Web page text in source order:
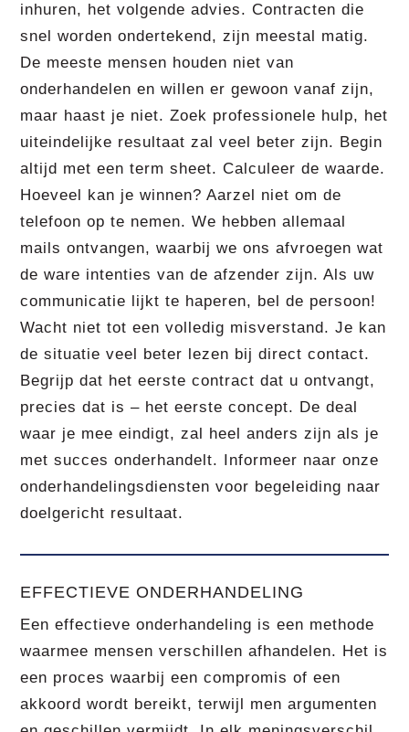
inhuren, het volgende advies. Contracten die
snel worden ondertekend, zijn meestal matig.
De meeste mensen houden niet van
onderhandelen en willen er gewoon vanaf zijn,
maar haast je niet. Zoek professionele hulp, het
uiteindelijke resultaat zal veel beter zijn. Begin
altijd met een term sheet. Calculeer de waarde.
Hoeveel kan je winnen? Aarzel niet om de
telefoon op te nemen. We hebben allemaal
mails ontvangen, waarbij we ons afvroegen wat
de ware intenties van de afzender zijn. Als uw
communicatie lijkt te haperen, bel de persoon!
Wacht niet tot een volledig misverstand. Je kan
de situatie veel beter lezen bij direct contact.
Begrijp dat het eerste contract dat u ontvangt,
precies dat is – het eerste concept. De deal
waar je mee eindigt, zal heel anders zijn als je
met succes onderhandelt. Informeer naar onze
onderhandelingsdiensten voor begeleiding naar
doelgericht resultaat.
EFFECTIEVE ONDERHANDELING
Een effectieve onderhandeling is een methode
waarmee mensen verschillen afhandelen. Het is
een proces waarbij een compromis of een
akkoord wordt bereikt, terwijl men argumenten